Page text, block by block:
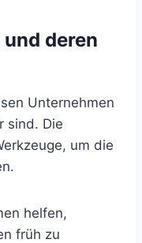
deren
Unternehmen
sind. Die
um die
helfen,
früh zu